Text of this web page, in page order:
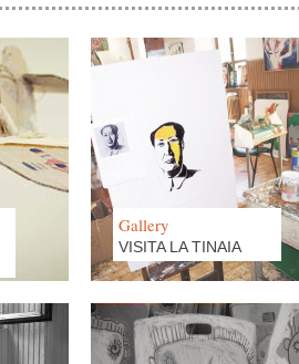
Gallery
VISITA LA TINAIA